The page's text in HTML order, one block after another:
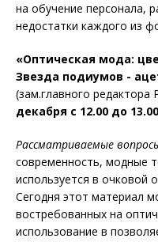
на обучение персонала,
недостатки каждого из
«Оптическая мода:
Звезда подиумов -
(зам.главного
декабря с 12.00 до
Рассматриваемые
современность, модные
используется в очковой
Сегодня этот материал
востребованных на
использование в